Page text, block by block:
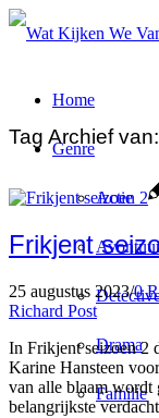
Home
Genre
Actie
Drama
Familie
Tag Archief van:
Frikjent
25 augustus 2023/0
Richard Post
In Frikjent seizoen 2
Karine Hansteen
van alle blaam wordt
belangrijkste